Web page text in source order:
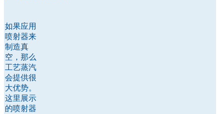
如果应用
喷射器来
制造真
空，那么
工艺蒸汽
会提供很
大优势。
这里展示
的喷射器